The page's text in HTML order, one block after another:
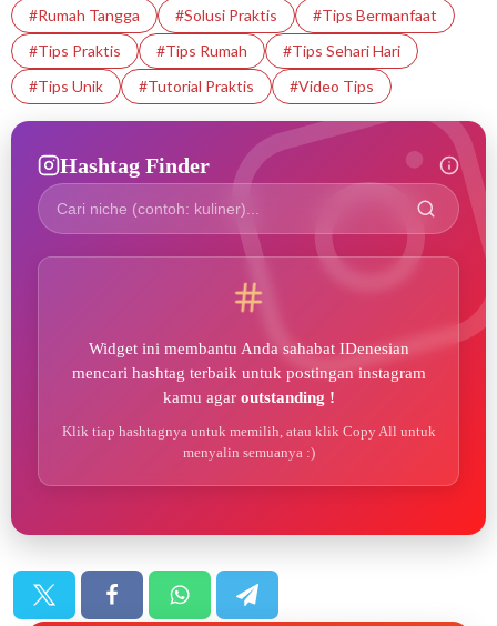
#Rumah Tangga
#Solusi Praktis
#Tips Bermanfaat
#Tips Praktis
#Tips Rumah
#Tips Sehari Hari
#Tips Unik
#Tutorial Praktis #Video Tips
Hashtag Finder
Widget ini membantu Anda sahabat IDenesian
mencari hashtag terbaik untuk postingan instagram
kamu agar outstanding !
Klik tiap hashtagnya untuk memilih, atau klik Copy All untuk
menyalin semuanya :)